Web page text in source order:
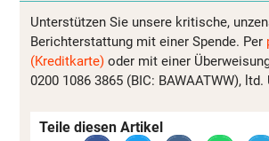
Unterstützen Sie unsere kritische,
Berichterstattung mit einer Spende. Per
(Kreditkarte) oder mit einer
0200 1086 3865 (BIC: BAWAATWW),
Teile diesen Artikel